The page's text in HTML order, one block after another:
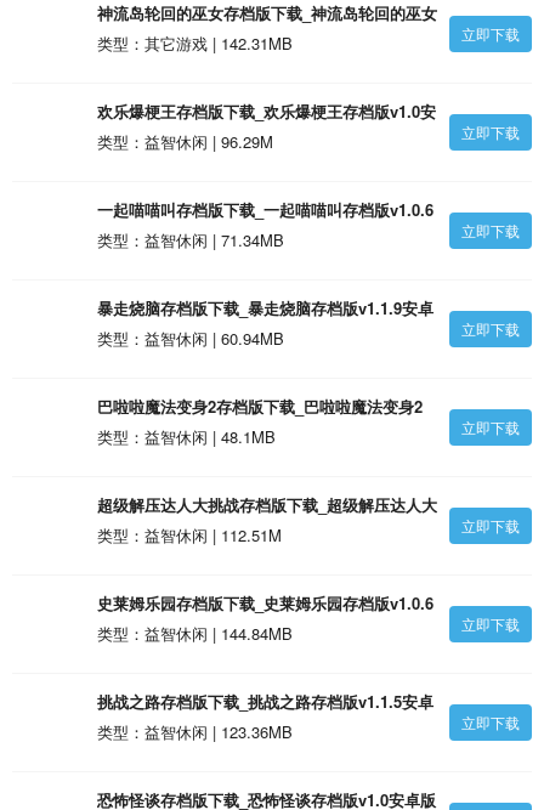
神流岛轮回的巫女存档版下载_神流岛轮回的巫女
存档版1.0.0安卓版
类型：其它游戏 | 142.31MB 立即下载
欢乐爆梗王存档版下载_欢乐爆梗王存档版v1.0安
卓版
类型：益智休闲 | 96.29M 立即下载
一起喵喵叫存档版下载_一起喵喵叫存档版v1.0.6
安卓版
类型：益智休闲 | 71.34MB 立即下载
暴走烧脑存档版下载_暴走烧脑存档版v1.1.9安卓
版
类型：益智休闲 | 60.94MB 立即下载
巴啦啦魔法变身2存档版下载_巴啦啦魔法变身2
存档版v3.0.13安卓版
类型：益智休闲 | 48.1MB 立即下载
超级解压达人大挑战存档版下载_超级解压达人大
挑战存档版v1.0安卓版
类型：益智休闲 | 112.51M 立即下载
史莱姆乐园存档版下载_史莱姆乐园存档版v1.0.6
安卓版
类型：益智休闲 | 144.84MB 立即下载
挑战之路存档版下载_挑战之路存档版v1.1.5安卓
版
类型：益智休闲 | 123.36MB 立即下载
恐怖怪谈存档版下载_恐怖怪谈存档版v1.0安卓版